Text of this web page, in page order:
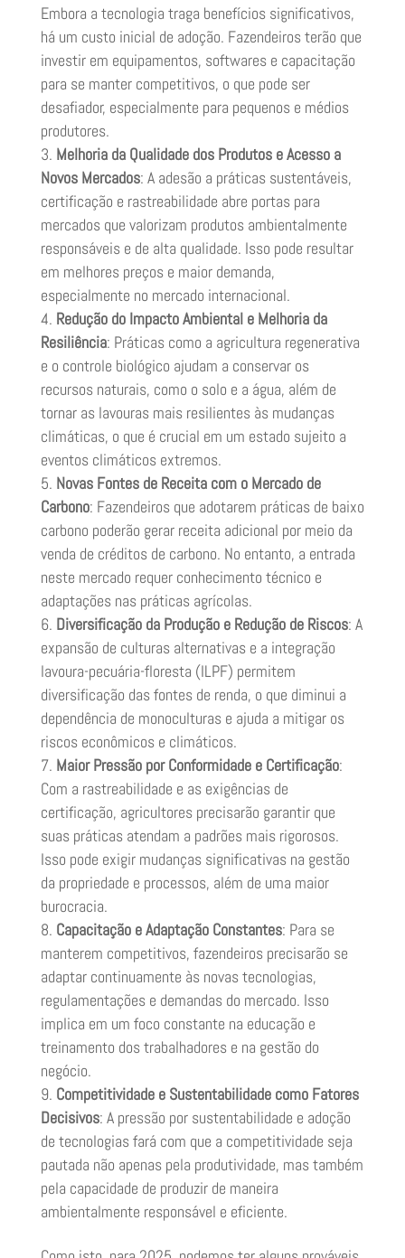
Embora a tecnologia traga benefícios significativos,
há um custo inicial de adoção. Fazendeiros terão que
investir em equipamentos, softwares e capacitação
para se manter competitivos, o que pode ser
desafiador, especialmente para pequenos e médios
produtores.
Melhoria da Qualidade dos Produtos e Acesso a
Novos Mercados: A adesão a práticas sustentáveis,
certificação e rastreabilidade abre portas para
mercados que valorizam produtos ambientalmente
responsáveis e de alta qualidade. Isso pode resultar
em melhores preços e maior demanda,
especialmente no mercado internacional.
Redução do Impacto Ambiental e Melhoria da
Resiliência: Práticas como a agricultura regenerativa
e o controle biológico ajudam a conservar os
recursos naturais, como o solo e a água, além de
tornar as lavouras mais resilientes às mudanças
climáticas, o que é crucial em um estado sujeito a
eventos climáticos extremos.
Novas Fontes de Receita com o Mercado de
Carbono: Fazendeiros que adotarem práticas de baixo
carbono poderão gerar receita adicional por meio da
venda de créditos de carbono. No entanto, a entrada
neste mercado requer conhecimento técnico e
adaptações nas práticas agrícolas.
Diversificação da Produção e Redução de Riscos: A
expansão de culturas alternativas e a integração
lavoura-pecuária-floresta (ILPF) permitem
diversificação das fontes de renda, o que diminui a
dependência de monoculturas e ajuda a mitigar os
riscos econômicos e climáticos.
Maior Pressão por Conformidade e Certificação:
Com a rastreabilidade e as exigências de
certificação, agricultores precisarão garantir que
suas práticas atendam a padrões mais rigorosos.
Isso pode exigir mudanças significativas na gestão
da propriedade e processos, além de uma maior
burocracia.
Capacitação e Adaptação Constantes: Para se
manterem competitivos, fazendeiros precisarão se
adaptar continuamente às novas tecnologias,
regulamentações e demandas do mercado. Isso
implica em um foco constante na educação e
treinamento dos trabalhadores e na gestão do
negócio.
Competitividade e Sustentabilidade como Fatores
Decisivos: A pressão por sustentabilidade e adoção
de tecnologias fará com que a competitividade seja
pautada não apenas pela produtividade, mas também
pela capacidade de produzir de maneira
ambientalmente responsável e eficiente.